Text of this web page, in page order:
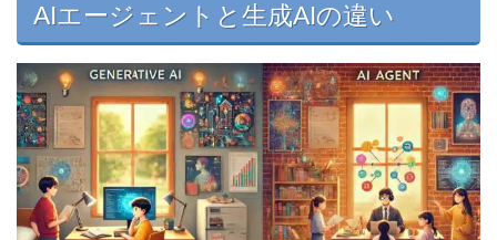
AIエージェントと生成AIの違い